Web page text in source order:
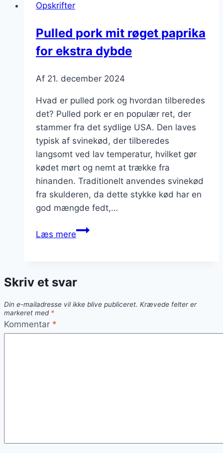
Opskrifter
Pulled pork mit røget paprika
for ekstra dybde
Af 21. december 2024
Hvad er pulled pork og hvordan tilberedes
det? Pulled pork er en populær ret, der
stammer fra det sydlige USA. Den laves
typisk af svinekød, der tilberedes
langsomt ved lav temperatur, hvilket gør
kødet mørt og nemt at trække fra
hinanden. Traditionelt anvendes svinekød
fra skulderen, da dette stykke kød har en
god mængde fedt,…
Læs merePulled
paprika
ekstra
Skriv et svar
Din e-mailadresse vil ikke blive publiceret. Krævede felter er
markeret med *
Kommentar *